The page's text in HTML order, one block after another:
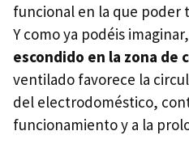
funcional en la que poder
Y como ya podéis
escondido en la zona de
ventilado favorece la
del electrodoméstico,
funcionamiento y a la